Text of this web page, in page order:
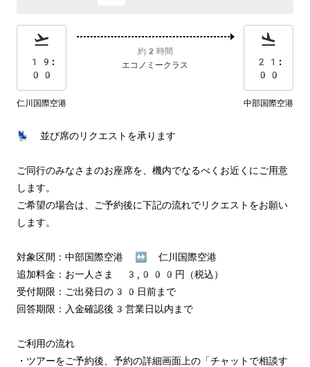
19:
00
約2時間
エコノミークラス
21:
00
仁川国際空港 中部国際空港
💺 並び席のリクエストを承ります
ご同行のみなさまのお座席を、機内でなるべくお近くにご用意
します。
ご希望の場合は、ご予約後に下記の流れでリクエストをお願い
します。
対象区間：中部国際空港 ↔︎ 仁川国際空港
追加料金：お一人さま 3,000円（税込）
受付期限：ご出発日の30日前まで
回答期限：入金確認後3営業日以内まで
ご利用の流れ
・ツアーをご予約後、予約の詳細画面上の「チャットで相談す